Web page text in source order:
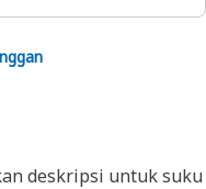
deskripsi untuk suku